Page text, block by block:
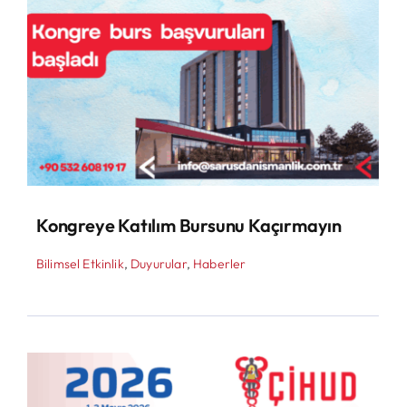
Kongreye Katılım Bursunu Kaçırmayın
Bilimsel Etkinlik, Duyurular, Haberler